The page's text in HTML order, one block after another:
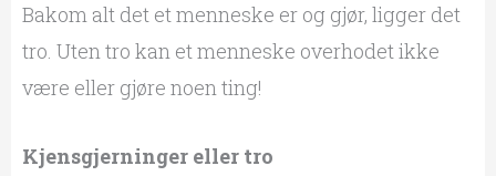
Bakom alt det et menneske er og gjør, ligger det
tro. Uten tro kan et menneske overhodet ikke
være eller gjøre noen ting!
Kjensgjerninger eller tro